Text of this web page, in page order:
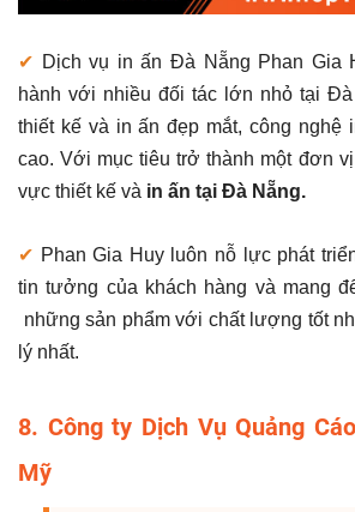
✔ Dịch vụ in ấn Đà Nẵng Phan Gia
hành với nhiều đối tác lớn nhỏ tại
thiết kế và in ấn đẹp mắt, công nghệ
cao. Với mục tiêu trở thành một đơn
vực thiết kế và in ấn tại Đà Nẵng.
✔ Phan Gia Huy luôn nỗ lực phát
tin tưởng của khách hàng và mang
những sản phẩm với chất lượng tốt
lý nhất.
8. Công ty Dịch Vụ Quảng
Mỹ